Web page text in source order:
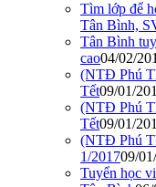
Tìm lớp để
Tân Bình,
Tân Bình
cao04/02/
(NTĐ Phú
Tết09/01/
(NTĐ Phú
Tết09/01/
(NTĐ Phú
1/201709/
Tuyển học